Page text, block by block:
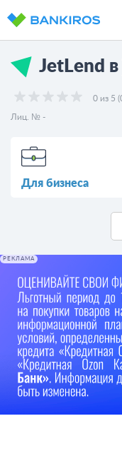
JetLend в
Лиц. № -
Для бизнеса
РЕКЛАМА